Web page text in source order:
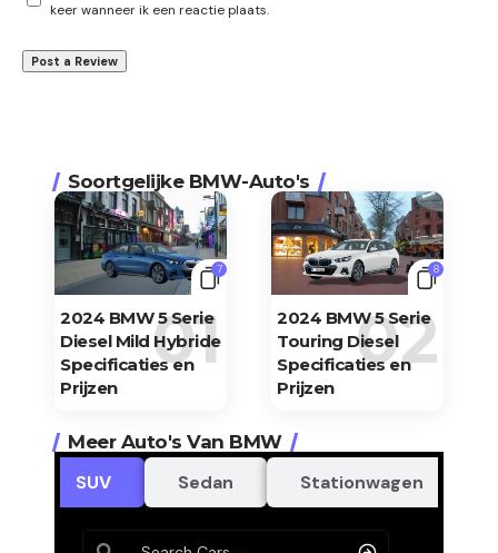
keer wanneer ik een reactie plaats.
Soortgelijke BMW-Auto's
7
2024 BMW 5 Serie
Diesel Mild Hybride
Specificaties en
Prijzen
8
2024 BMW 5 Serie
Touring Diesel
Specificaties en
Prijzen
Meer Auto's Van BMW
SUV Sedan Stationwagen